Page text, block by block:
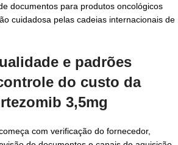
documentos para produtos oncológicos
cuidadosa pelas cadeias internacionais de
e padrões
do custo da
3,5mg
com verificação do fornecedor,